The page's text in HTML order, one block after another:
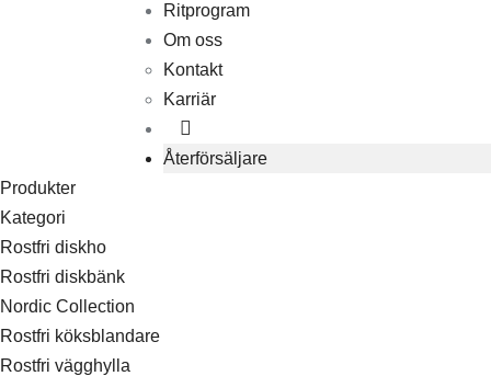
Ritprogram
Om oss
Kontakt
Karriär
Återförsäljare
Produkter
Kategori
Rostfri diskho
Rostfri diskbänk
Nordic Collection
Rostfri köksblandare
Rostfri vägghylla